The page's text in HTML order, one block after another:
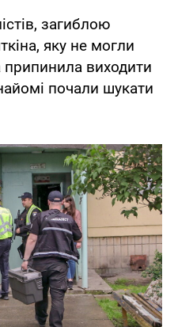
загиблою
яку не могли
виходити
почали шукати